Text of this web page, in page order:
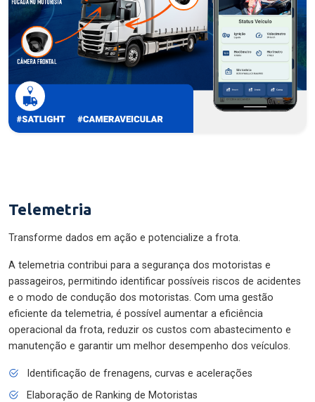
Telemetria
Transforme dados em ação e potencialize a frota.
A telemetria contribui para a segurança dos motoristas e
passageiros, permitindo identificar possíveis riscos de acidentes
e o modo de condução dos motoristas. Com uma gestão
eficiente da telemetria, é possível aumentar a eficiência
operacional da frota, reduzir os custos com abastecimento e
manutenção e garantir um melhor desempenho dos veículos.
Identificação de frenagens, curvas e acelerações
Elaboração de Ranking de Motoristas